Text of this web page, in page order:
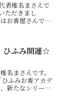
表椎名まさえで
ただきまし
お香屋さんで買
ひふみ開運☆
名まさえです。
ふみお香アカデ
新たなシリーズ